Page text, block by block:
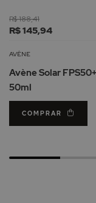
R$ 145,94
R$ 188,41
AVÈNE
Avène Solar
50ml
COMPRAR